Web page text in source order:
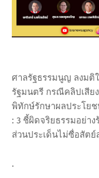
ศาลรัฐธรรมนูญ ลงมติ
รัฐมนตรี กรณีคลิปเสีย
พิทักษ์รักษาผลประโย
: 3 ชี้ผิดจริยธรรมอย่า
ส่วนประเด็นไม่ซื่อสัตย์
.